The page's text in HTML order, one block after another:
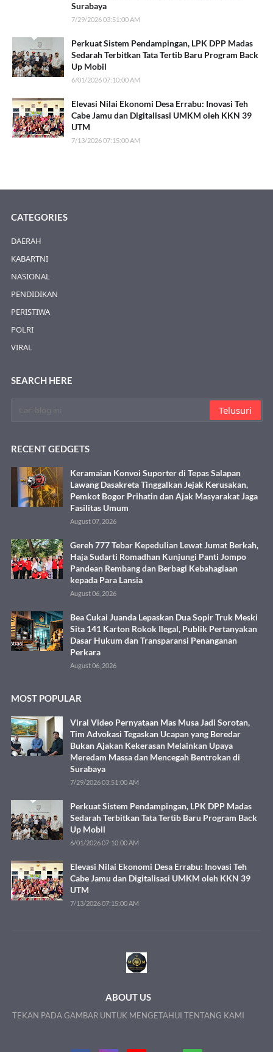
Surabaya
7/29/2026 03:51:00 AM
Perkuat Sistem Pendampingan, LPK DPP Madas
Sedarah Terbitkan Tata Tertib Baru Program Back
Up Mobil
6/01/2026 07:10:00 AM
Elevasi Nilai Ekonomi Desa Errabu: Inovasi Teh
Cabe Jamu dan Digitalisasi UMKM oleh KKN 39
UTM
7/13/2026 07:15:00 AM
CATEGORIES
DAERAH
KABARTNI
NASIONAL
PENDIDIKAN
PERISTIWA
POLRI
VIRAL
SEARCH HERE
RECENT GEDGETS
Keramaian Konvoi Suporter di Tepas Salapan
Lawang Dasakreta Tinggalkan Jejak Kerusakan,
Pemkot Bogor Prihatin dan Ajak Masyarakat Jaga
Fasilitas Umum
August 07, 2026
Gereh 777 Tebar Kepedulian Lewat Jumat Berkah,
Haja Sudarti Romadhan Kunjungi Panti Jompo
Pandean Rembang dan Berbagi Kebahagiaan
kepada Para Lansia
August 06, 2026
Bea Cukai Juanda Lepaskan Dua Sopir Truk Meski
Sita 141 Karton Rokok Ilegal, Publik Pertanyakan
Dasar Hukum dan Transparansi Penanganan
Perkara
August 06, 2026
MOST POPULAR
Viral Video Pernyataan Mas Musa Jadi Sorotan,
Tim Advokasi Tegaskan Ucapan yang Beredar
Bukan Ajakan Kekerasan Melainkan Upaya
Meredam Massa dan Mencegah Bentrokan di
Surabaya
7/29/2026 03:51:00 AM
Perkuat Sistem Pendampingan, LPK DPP Madas
Sedarah Terbitkan Tata Tertib Baru Program Back
Up Mobil
6/01/2026 07:10:00 AM
Elevasi Nilai Ekonomi Desa Errabu: Inovasi Teh
Cabe Jamu dan Digitalisasi UMKM oleh KKN 39
UTM
7/13/2026 07:15:00 AM
ABOUT US
TEKAN PADA GAMBAR UNTUK MENGETAHUI TENTANG KAMI